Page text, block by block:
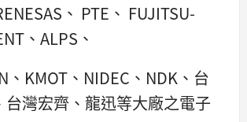
、 PTE、 FUJITSU-
、ALPS、
、KMOT、NIDEC、NDK、台
台灣宏齊、龍迅等大廠之電子